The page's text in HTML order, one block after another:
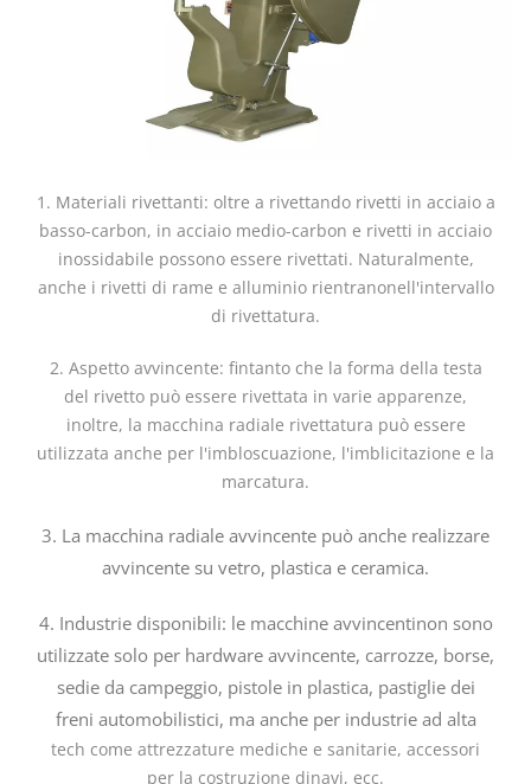
1. Materiali rivettanti: oltre a rivettando rivetti in acciaio a
basso-carbon, in acciaio medio-carbon e rivetti in acciaio
inossidabile possono essere rivettati. Naturalmente,
anche i rivetti di rame e alluminio rientranonell'intervallo
di rivettatura.
2. Aspetto avvincente: fintanto che la forma della testa
del rivetto può essere rivettata in varie apparenze,
inoltre, la macchina radiale rivettatura può essere
utilizzata anche per l'imbloscuazione, l'imblicitazione e la
marcatura.
3. La macchina radiale avvincente può anche realizzare
avvincente su vetro, plastica e ceramica.
4. Industrie disponibili: le macchine avvincentinon sono
utilizzate solo per hardware avvincente, carrozze, borse,
sedie da campeggio, pistole in plastica, pastiglie dei
freni automobilistici, ma anche per industrie ad alta
tech come attrezzature mediche e sanitarie, accessori
per la costruzione dinavi, ecc.